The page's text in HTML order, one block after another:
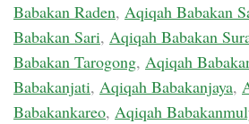
Babakan Raden, Aqiqah Babakan
Babakan Sari, Aqiqah Babakan
Babakan Tarogong, Aqiqah
Babakanjati, Aqiqah Babakanjaya,
Babakankareo, Aqiqah